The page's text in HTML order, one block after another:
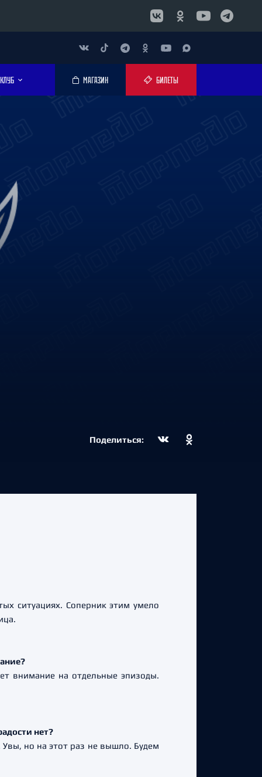
КЛУБ МАГАЗИН БИЛЕТЫ
Поделиться:
ситуациях. Соперник этим умело
внимание на отдельные эпизоды.
нет?
но на этот раз не вышло. Будем